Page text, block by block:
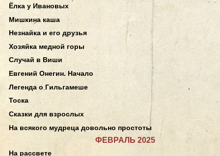
Ёлка у Ивановых
Мишкина каша
Незнайка и его друзья
Хозяйка медной горы
Случай в Виши
Евгений Онегин. Начало
Легенда о Гильгамеше
Тоска
Сказки для взрослых
На всякого мудреца довольно простоты
ФЕВРАЛЬ 2025
На рассвете